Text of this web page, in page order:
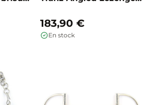
183,90 €
En stock